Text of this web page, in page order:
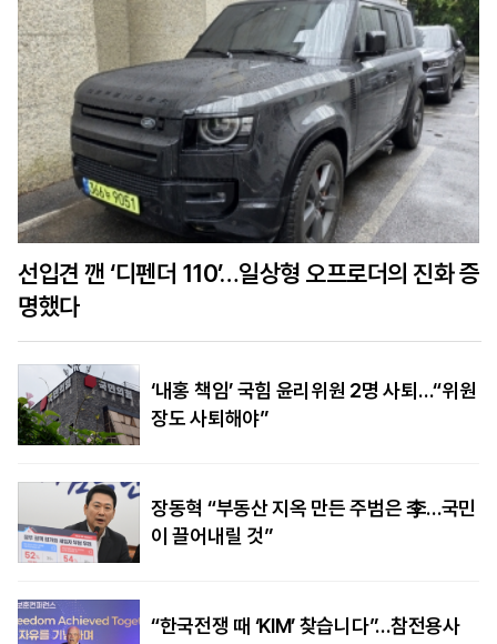
선입견 깬 ‘디펜더 110’…일상형 오프로더의 진화 증
명했다
‘내홍 책임’ 국힘 윤리위원 2명 사퇴…“위원
장도 사퇴해야”
장동혁 “부동산 지옥 만든 주범은 李…국민
이 끌어내릴 것”
“한국전쟁 때 ‘KIM’ 찾습니다”…참전용사